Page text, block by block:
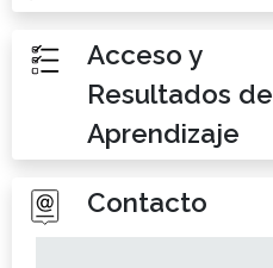
Acceso y
Resultados de
Aprendizaje
Contacto